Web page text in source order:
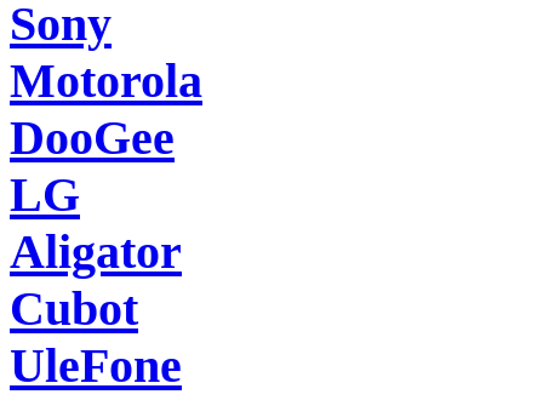
Sony
Motorola
DooGee
LG
Aligator
Cubot
UleFone